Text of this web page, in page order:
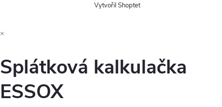
Vytvořil Shoptet
×
Splátková kalkulačka
ESSOX